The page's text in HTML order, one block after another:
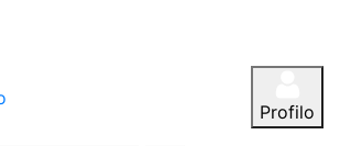
Profilo